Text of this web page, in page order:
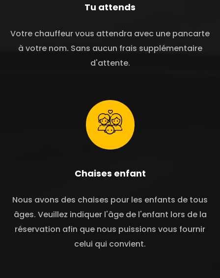
Tu attends
Votre chauffeur vous attendra avec une pancarte
à votre nom. Sans aucun frais supplémentaire
d'attente.
Chaises enfant
Nous avons des chaises pour les enfants de tous
âges. Veuillez indiquer l'âge de l'enfant lors de la
réservation afin que nous puissions vous fournir
celui qui convient.